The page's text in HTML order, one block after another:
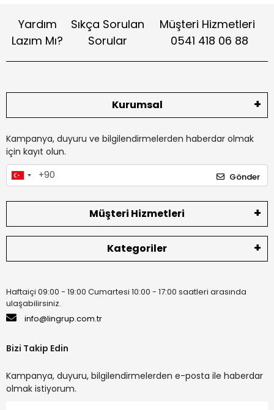
Yardım
Lazım Mı?
Sıkça Sorulan
Sorular
Müşteri Hizmetleri
0541 418 06 88
Kurumsal
Kampanya, duyuru ve bilgilendirmelerden haberdar olmak
için kayıt olun.
Gönder
Müşteri Hizmetleri
Kategoriler
Haftaiçi 09:00 - 19:00 Cumartesi 10:00 - 17:00 saatleri arasında
ulaşabilirsiniz.
info@lingrup.com.tr
Bizi Takip Edin
Kampanya, duyuru, bilgilendirmelerden e-posta ile haberdar
olmak istiyorum.